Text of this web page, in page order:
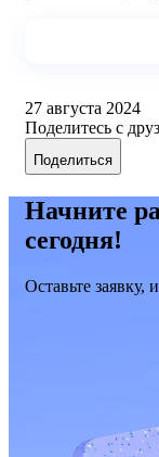
27 августа 2024
Поделитесь с
Поделиться
Начните
сегодня!
Оставьте заявку,